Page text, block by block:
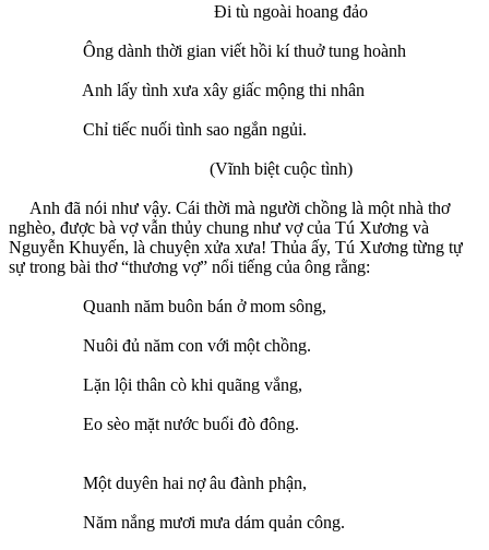
Đi tù ngoài hoang đảo
Ông dành thời gian viết hồi kí thuở tung hoành
Anh lấy tình xưa xây giấc mộng thi nhân
Chỉ tiếc nuối tình sao ngắn ngủi.
(Vĩnh biệt cuộc tình)
Anh đã nói như vậy. Cái thời mà người chồng là một nhà thơ
nghèo, được bà vợ vẫn thủy chung như vợ của Tú Xương và
Nguyễn Khuyến, là chuyện xửa xưa! Thủa ấy, Tú Xương từng tự
sự trong bài thơ “thương vợ” nổi tiếng của ông rằng:
Quanh năm buôn bán ở mom sông,
Nuôi đủ năm con với một chồng.
Lặn lội thân cò khi quãng vắng,
Eo sèo mặt nước buổi đò đông.
Một duyên hai nợ âu đành phận,
Năm nắng mươi mưa dám quản công.